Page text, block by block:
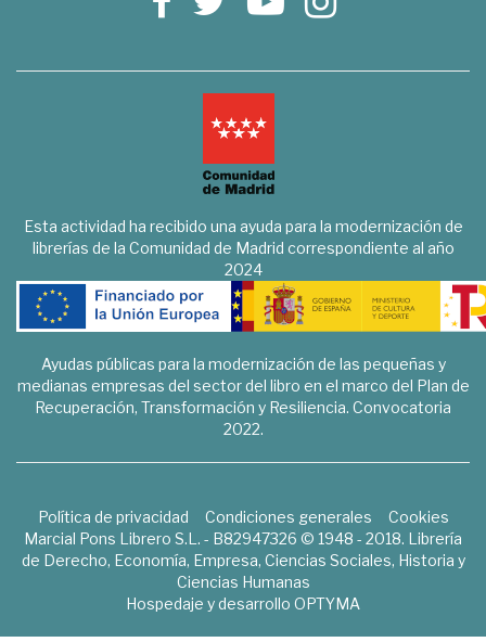
Esta actividad ha recibido una ayuda para la modernización de
librerías de la Comunidad de Madrid correspondiente al año
2024
Ayudas públicas para la modernización de las pequeñas y
medianas empresas del sector del libro en el marco del Plan de
Recuperación, Transformación y Resiliencia. Convocatoria
2022.
Política de privacidad Condiciones generales
Cookies
Marcial Pons Librero S.L. - B82947326 © 1948 - 2018. Librería
de Derecho, Economía, Empresa, Ciencias Sociales, Historia y
Ciencias Humanas
Hospedaje y desarrollo OPTYMA